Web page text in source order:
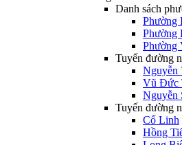
Danh sách
Phường
Phường
Phường
Tuyến đường
Nguyễn
Vũ Đức
Nguyễn
Tuyến đường
Cổ Linh
Hồng